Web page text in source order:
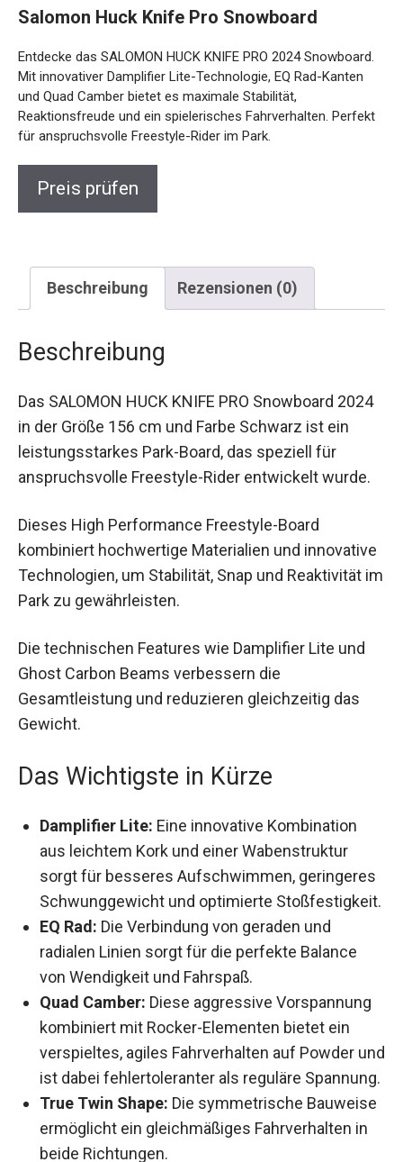
Snowboard. Mit innovativer Damplifier Lite-Technologie, EQ
Rad-Kanten und Quad Camber bietet es maximale Stabilität,
Reaktionsfreude und ein spielerisches Fahrverhalten.
Perfekt für anspruchsvolle Freestyle-Rider im Park.
Preis prüfen
Beschreibung Rezensionen (0)
2024 in der Größe 156 cm und Farbe Schwarz ist
ein leistungsstarkes Park-Board, das speziell für
anspruchsvolle Freestyle-Rider entwickelt wurde.
kombiniert hochwertige Materialien und
innovative Technologien, um Stabilität, Snap und
Reaktivität im Park zu gewährleisten.
Ghost Carbon Beams verbessern die
Gesamtleistung und reduzieren gleichzeitig das
Gewicht.
aus leichtem Kork und einer Wabenstruktur
sorgt für besseres Aufschwimmen,
geringeres Schwunggewicht und optimierte
Stoßfestigkeit.
EQ Rad: Die Verbindung von geraden und
radialen Linien sorgt für die perfekte Balance
von Wendigkeit und Fahrspaß.
Quad Camber: Diese aggressive Vorspannung
kombiniert mit Rocker-Elementen bietet ein
verspieltes, agiles Fahrverhalten auf Powder
und ist dabei fehlertoleranter als reguläre
Spannung.
True Twin Shape:Die symmetrische
Bauweise ermöglicht ein gleichmäßiges